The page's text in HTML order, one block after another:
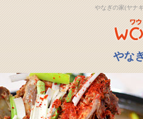
やなぎの家(ヤナ
やな